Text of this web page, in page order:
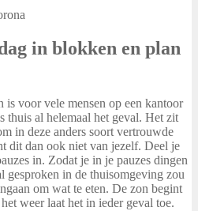
in blokken en plan
is voor vele mensen op een kantoor
thuis al helemaal het geval. Het zit
in deze anders soort vertrouwde
dit dan ook niet van jezelf. Deel je
in. Zodat je in je pauzes dingen
gesproken in de thuisomgeving zou
om wat te eten. De zon begint
weer laat het in ieder geval toe.